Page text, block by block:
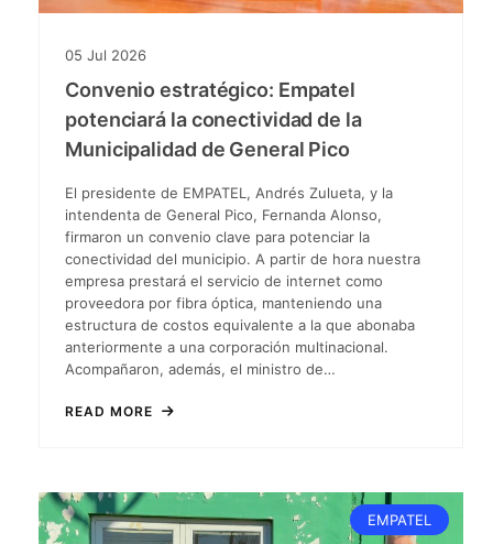
05 Jul 2026
Convenio estratégico: Empatel
potenciará la conectividad de la
Municipalidad de General Pico
El presidente de EMPATEL, Andrés Zulueta, y la
intendenta de General Pico, Fernanda Alonso,
firmaron un convenio clave para potenciar la
conectividad del municipio. A partir de hora nuestra
empresa prestará el servicio de internet como
proveedora por fibra óptica, manteniendo una
estructura de costos equivalente a la que abonaba
anteriormente a una corporación multinacional.
Acompañaron, además, el ministro de…
READ MORE
EMPATEL